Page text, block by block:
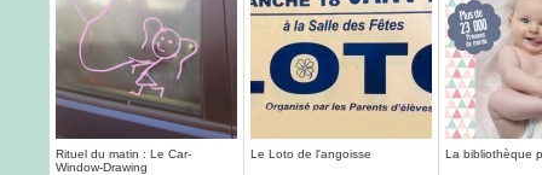
Rituel du matin : Le Car-
Window-Drawing
Le Loto de l'angoisse La bibliothèque